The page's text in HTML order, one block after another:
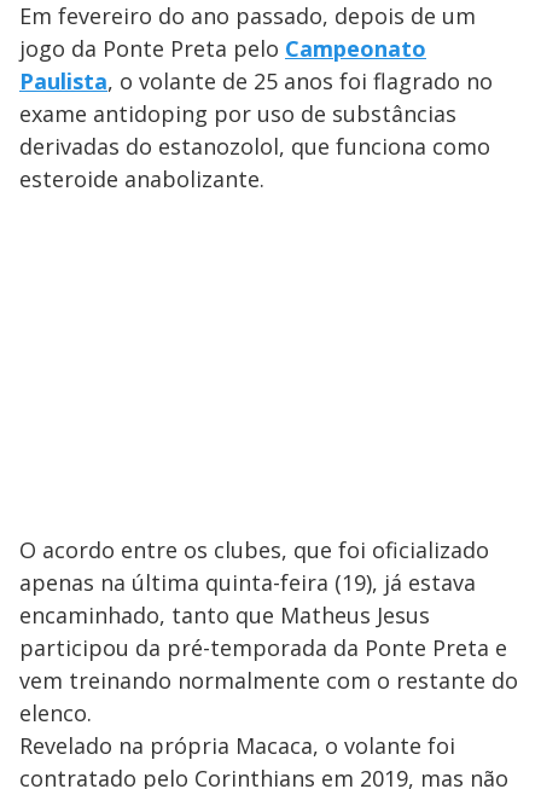
Em fevereiro do ano passado, depois de um
jogo da Ponte Preta pelo Campeonato
Paulista, o volante de 25 anos foi flagrado no
exame antidoping por uso de substâncias
derivadas do estanozolol, que funciona como
esteroide anabolizante.
O acordo entre os clubes, que foi oficializado
apenas na última quinta-feira (19), já estava
encaminhado, tanto que Matheus Jesus
participou da pré-temporada da Ponte Preta e
vem treinando normalmente com o restante do
elenco.
Revelado na própria Macaca, o volante foi
contratado pelo Corinthians em 2019, mas não